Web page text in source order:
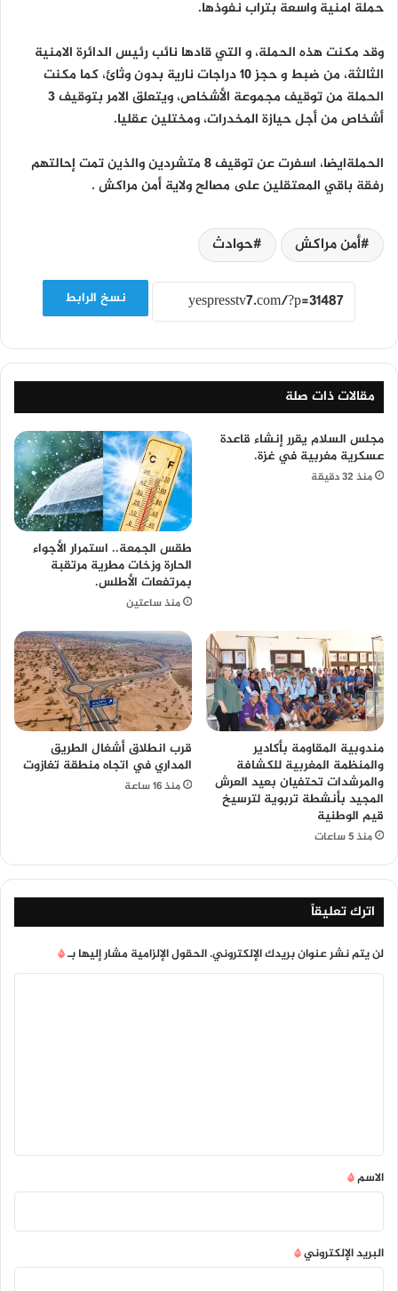
حملة امنية واسعة بتراب نفوذها.
وقد مكنت هذه الحملة، و التي قادها نائب رئيس الدائرة الامنية
الثالثة، من ضبط و حجز 10 دراجات نارية بدون وثائ، كما مكنت
الحملة من توقيف مجموعة الأشخاص، ويتعلق الامر بتوقيف 3
أشخاص من أجل حيازة المخدرات، ومختلين عقليا.
الحملةايضا، اسفرت عن توقيف 8 متشردين والذين تمت إحالتهم
رفقة باقي المعتقلين على مصالح ولاية أمن مراكش .
أمن مراكش حوادث
نسخ الرابط
مقالات ذات صلة
مجلس السلام يقرر إنشاء قاعدة
عسكرية مغربية في غزة.
منذ 32 دقيقة
طقس الجمعة.. استمرار الأجواء
الحارة وزخات مطرية مرتقبة
بمرتفعات الأطلس.
منذ ساعتين
مندوبية المقاومة بأكادير
والمنظمة المغربية للكشافة
والمرشدات تحتفيان بعيد العرش
المجيد بأنشطة تربوية لترسيخ
قيم الوطنية
منذ 5 ساعات
قرب انطلاق أشغال الطريق
المداري في اتجاه منطقة تغازوت
منذ 16 ساعة
اترك تعليقاً
لن يتم نشر عنوان بريدك الإلكتروني.الحقول الإلزامية مشار إليها بـ*
*
الاسم*
البريد الإلكتروني*